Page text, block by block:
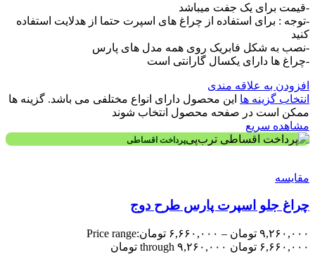
-قیمت برای یک جفت میباشد
-توجه : برای استفاده از چراغ های اسپرت حتما از هدلایت استفاده
کنید
-نصب به شکل فابریک روی همه مدل های پارس
-چراغ ها دارای یکسال گارانتی است
افزودن به علاقه مندی
انتخاب گزینه ها این محصول دارای انواع مختلفی می باشد. گزینه ها
ممکن است در صفحه محصول انتخاب شوند
مشاهده سریع
پرداخت اقساطی
مقایسه
چراغ جلو اسپرت پارس طرح دوج
۹,۲۶۰,۰۰۰ تومان – ۶,۶۶۰,۰۰۰ تومانPrice range:
۶,۶۶۰,۰۰۰ تومان through ۹,۲۶۰,۰۰۰ تومان